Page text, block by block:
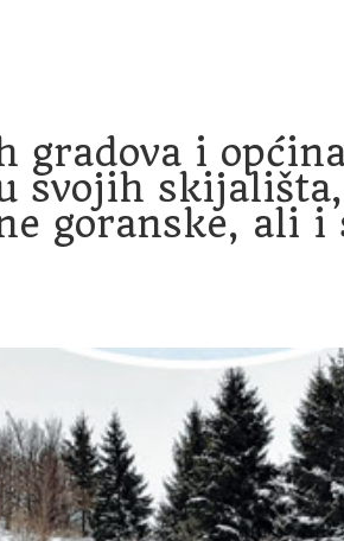
gradova i
svojih
goranske, ali i